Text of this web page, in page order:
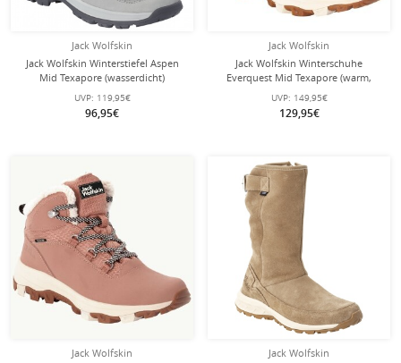
Jack Wolfskin
Jack Wolfskin Winterstiefel Aspen
Mid Texapore (wasserdicht)
weiss/grau Damen
UVP: 119,95€
96,95€
Jack Wolfskin
Jack Wolfskin Winterschuhe
Everquest Mid Texapore (warm,
wasserdicht, PFC-Frei) dunkelblau
Damen
UVP: 149,95€
129,95€
Jack Wolfskin
Jack Wolfskin